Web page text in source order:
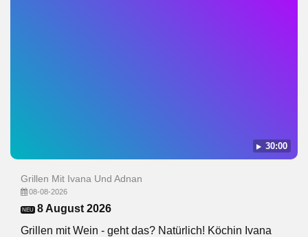
30:00
Grillen Mit Ivana Und Adnan
08-08-2026
NEU 8 August 2026
Grillen mit Wein - geht das? Natürlich! Köchin Ivana